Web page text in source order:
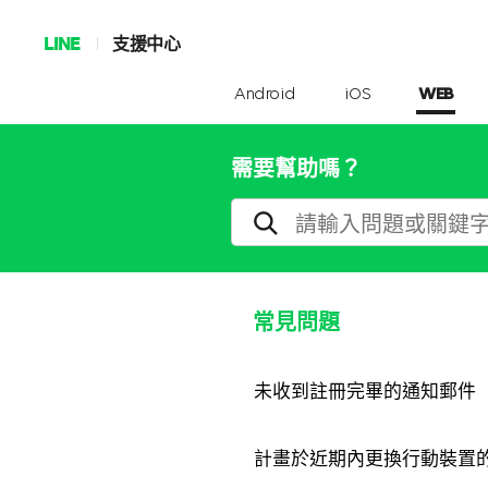
LINE 支援中心
Android iOS WEB
需要幫助嗎？
常見問題
未收到註冊完畢的通知郵件
計畫於近期內更換行動裝置